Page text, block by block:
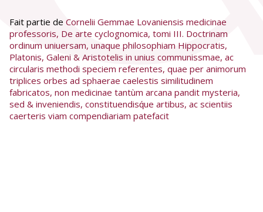
Fait partie de Cornelii Gemmae Lovaniensis medicinae
professoris, De arte cyclognomica, tomi III. Doctrinam
ordinum uniuersam, unaque philosophiam Hippocratis,
Platonis, Galeni & Aristotelis in unius communissmae, ac
circularis methodi speciem referentes, quae per animorum
triplices orbes ad sphaerae caelestis similitudinem
fabricatos, non medicinae tantùm arcana pandit mysteria,
sed & inveniendis, constituendisq́ue artibus, ac scientiis
caerteris viam compendiariam patefacit